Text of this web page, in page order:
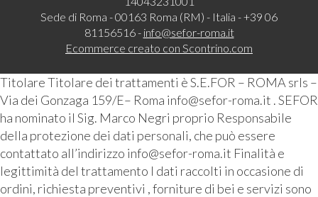
Sede di Roma - 00163 Roma (RM) - Italia - +39 06
81156516 - info@sefor-roma.it
Ecommerce creato con Scontrino.com
Titolare Titolare dei trattamenti è S.E.FOR – ROMA srls –
Via dei Gonzaga 159/E– Roma info@sefor-roma.it . SEFOR
ha nominato il Sig. Marco Negri proprio Responsabile
della protezione dei dati personali, che può essere
contattato all’indirizzo info@sefor-roma.it Finalità e
legittimità del trattamento I dati raccolti in occasione di
ordini, richiesta preventivi , forniture di bei e servizi sono